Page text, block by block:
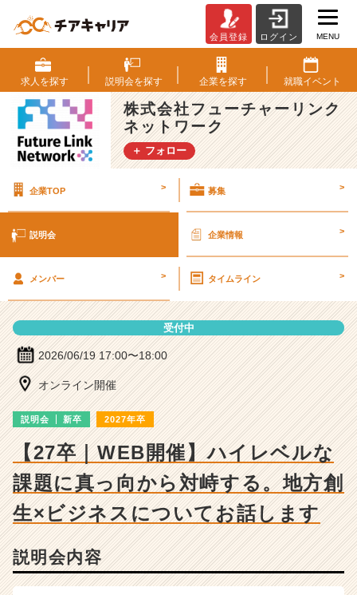
式
会
社
フ
ュ
ー
チ
リ
ネ
の
会
詳
細
|
ベ
ン
チ
会員登録 ログイン MENU
求人を探す 説明会を探す 企業を探す 就職イベント
株式会社フューチャーリンク
ネットワーク
＋ フォロー
企業TOP > 募集 >
説明会 企業情報 >
メンバー > タイムライン >
受付中
2026/06/19 17:00〜18:00
オンライン開催
説明会 新卒 2027年卒
【27卒｜WEB開催】ハイレベルな
課題に真っ向から対峙する。地方創
生×ビジネスについてお話します
説明会内容